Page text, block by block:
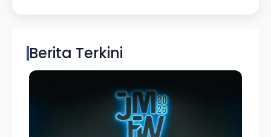
Berita Terkini